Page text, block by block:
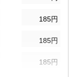
185円
185円
185円